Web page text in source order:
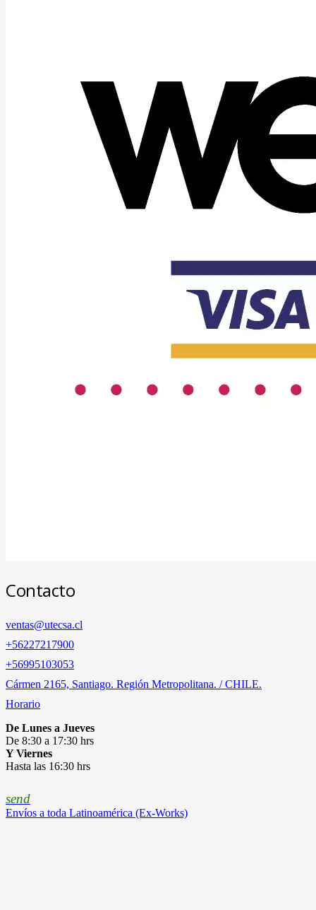
Contacto
ventas@utecsa.cl
+56227217900
‎+56995103053
Cármen 2165, Santiago. Región Metropolitana. / CHILE.
Horario
De Lunes a Jueves
De 8:30 a 17:30 hrs
Y Viernes
Hasta las 16:30 hrs
send
Envíos a toda Latinoamérica (Ex-Works)